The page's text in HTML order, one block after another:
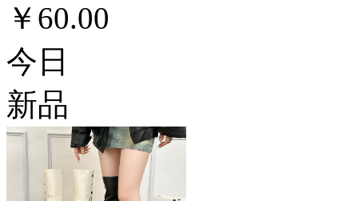
￥60.00
今日
新品